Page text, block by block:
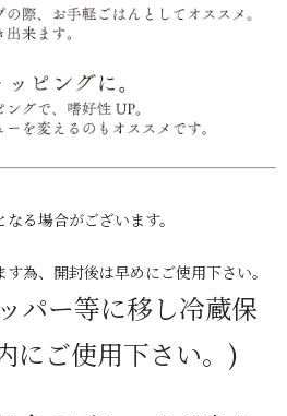
る場合がございます。
為、開封後は早めにご使用下さい。
パー等に移し冷蔵保
にご使用下さい。)